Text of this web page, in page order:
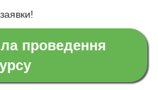
проведення